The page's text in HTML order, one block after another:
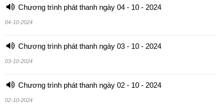
Chương trình phát thanh ngày 04 - 10 - 2024
04-10-2024
Chương trình phát thanh ngày 03 - 10 - 2024
03-10-2024
Chương trình phát thanh ngày 02 - 10 - 2024
02-10-2024